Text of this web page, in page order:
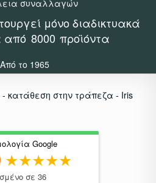
μόνο διαδικτυακά
από 8000 προϊόντα
Google
σε 36